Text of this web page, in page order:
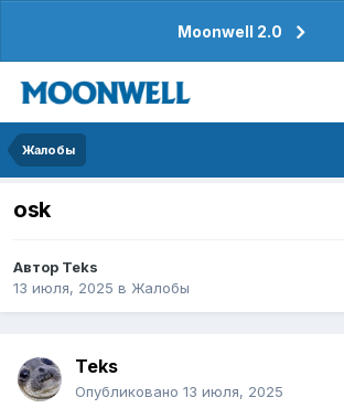
Moonwell 2.0
Жалобы
osk
Автор Teks
13 июля, 2025 в Жалобы
Teks
Опубликовано 13 июля, 2025